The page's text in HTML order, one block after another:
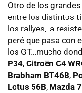
Otro de los
entre los distintos
los rallyes, la
peré que pasa con
los GT...mucho
P34, Citroën C4
Brabham BT46B,
Lotus 56B, Mazda